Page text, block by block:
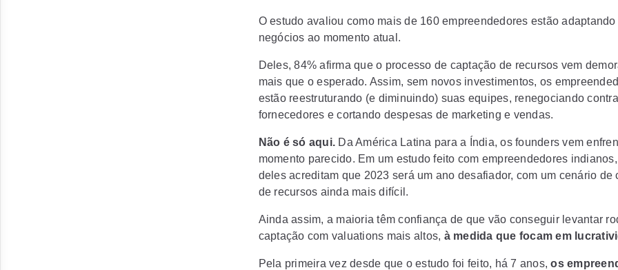
O estudo avaliou como mais de 160 empreendedores estão adaptando
negócios ao momento atual.
Deles, 84% afirma que o processo de captação de recursos vem
mais que o esperado. Assim, sem novos investimentos, os
estão reestruturando (e diminuindo) suas equipes, renegociando
fornecedores e cortando despesas de marketing e vendas.
Não é só aqui. Da América Latina para a Índia, os founders vem
momento parecido. Em um estudo feito com empreendedores
deles acreditam que 2023 será um ano desafiador, com um cenário de
de recursos ainda mais difícil.
Ainda assim, a maioria têm confiança de que vão conseguir levantar
captação com valuations mais altos, à medida que focam em
Pela primeira vez desde que o estudo foi feito, há 7 anos,os